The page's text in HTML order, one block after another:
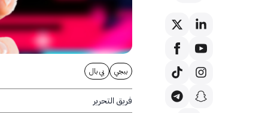
ببجي بي بال
فريق التحرير